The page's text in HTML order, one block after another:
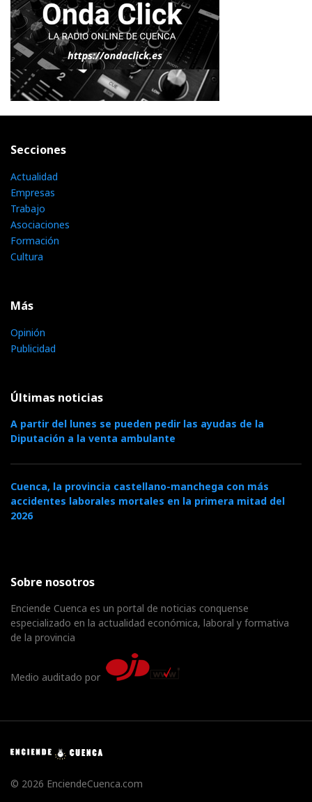
Secciones
Actualidad
Empresas
Trabajo
Asociaciones
Formación
Cultura
Más
Opinión
Publicidad
Últimas noticias
A partir del lunes se pueden pedir las ayudas de la
Diputación a la venta ambulante
Cuenca, la provincia castellano-manchega con más
accidentes laborales mortales en la primera mitad del
2026
Sobre nosotros
Enciende Cuenca es un portal de noticias conquense
especializado en la actualidad económica, laboral y formativa
de la provincia
Medio auditado por
© 2026 EnciendeCuenca.com